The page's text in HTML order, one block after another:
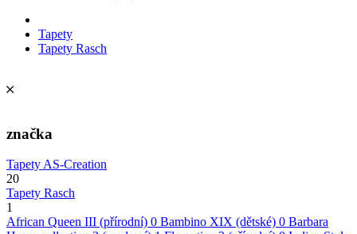
Tapety
Tapety Rasch
značka
Tapety AS-Creation
20
Tapety Rasch
1
African Queen III (přírodní) 0 Bambino XIX (dětské) 0 Barbara